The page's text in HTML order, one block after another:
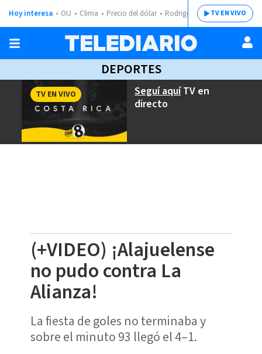
Hoy interesa OIJ Clima Precio del dólar Rodrigo ChavesTV EN VIVO
DEPORTES
Seguí aquíTV en
directo
TV EN VIVO
(+VIDEO) ¡Alajuelense
no pudo contra La
Alianza!
La fiesta de goles no terminaba y
sobre el minuto 93 llegó el 4–1.